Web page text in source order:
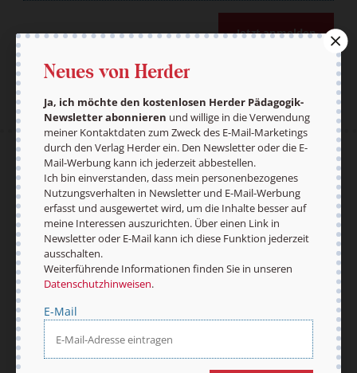
Jetzt anmelden
AGB und Widerrufsbelehrung
Datenschutz
Barrierefreiheit
Impressum
Vertrag widerrufen
Neues von Herder
Ja, ich möchte den kostenlosen Herder Pädagogik-
Newsletter abonnieren und willige in die Verwendung
meiner Kontaktdaten zum Zweck des E-Mail-Marketings
durch den Verlag Herder ein. Den Newsletter oder die E-
Mail-Werbung kann ich jederzeit abbestellen.
Ich bin einverstanden, dass mein personenbezogenes
Nutzungsverhalten in Newsletter und E-Mail-Werbung
erfasst und ausgewertet wird, um die Inhalte besser auf
meine Interessen auszurichten. Über einen Link in
Newsletter oder E-Mail kann ich diese Funktion jederzeit
ausschalten.
Weiterführende Informationen finden Sie in unseren
Datenschutzhinweisen.
E-Mail